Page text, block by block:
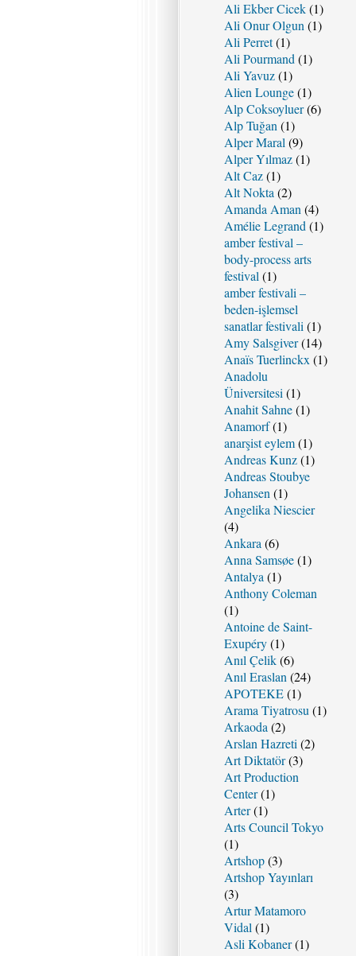
Ali Ekber Cicek(1)
Ali Onur Olgun (1)
Ali Perret(1)
Ali Pourmand (1)
Ali Yavuz(1)
Alien Lounge(1)
Alp Coksoyluer(6)
Alp Tuğan (1)
Alper Maral (9)
Alper Yılmaz(1)
Alt Caz(1)
Alt Nokta (2)
Amanda Aman (4)
Amélie Legrand (1)
amber festival –
body-process arts
festival (1)
amber festivali –
beden-işlemsel
sanatlar festivali (1)
Amy Salsgiver(14)
Anaïs Tuerlinckx (1)
Anadolu
Üniversitesi (1)
Anahit Sahne(1)
Anamorf(1)
anarşist eylem(1)
Andreas Kunz(1)
Andreas Stoubye
Johansen (1)
Angelika Niescier
(4)
Ankara (6)
Anna Samsøe(1)
Antalya (1)
Anthony Coleman
(1)
Antoine de Saint-
Exupéry(1)
Anıl Çelik(6)
Anıl Eraslan (24)
APOTEKE(1)
Arama Tiyatrosu (1)
Arkaoda (2)
Arslan Hazreti (2)
Art Diktatör(3)
Art Production
Center(1)
Arter(1)
Arts Council Tokyo
(1)
Artshop(3)
Artshop Yayınları
(3)
Artur Matamoro
Vidal (1)
Asli Kobaner(1)